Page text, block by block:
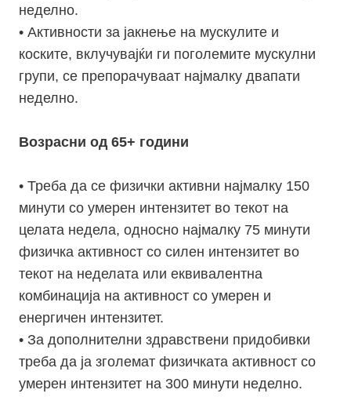
неделно.
• Активности за јакнење на мускулите и
коските, вклучувајќи ги поголемите мускулни
групи, се препорачуваат најмалку двапати
неделно.
Возрасни од 65+ години
• Треба да се физички активни најмалку 150
минути со умерен интензитет во текот на
целата недела, односно најмалку 75 минути
физичка активност со силен интензитет во
текот на неделата или еквивалентна
комбинација на активност со умерен и
енергичен интензитет.
• За дополнителни здравствени придобивки
треба да ја зголемат физичката активност со
умерен интензитет на 300 минути неделно.